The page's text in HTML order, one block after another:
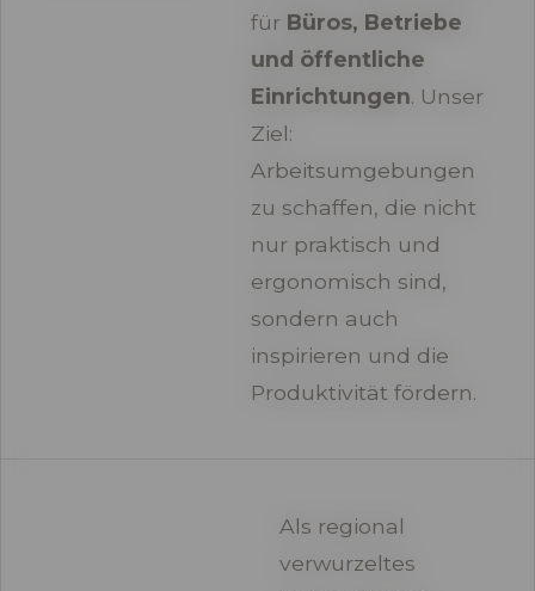
für Büros, Betriebe
und öffentliche
Einrichtungen. Unser
Ziel:
Arbeitsumgebungen
zu schaffen, die nicht
nur praktisch und
ergonomisch sind,
sondern auch
inspirieren und die
Produktivität fördern.
Als regional
verwurzeltes